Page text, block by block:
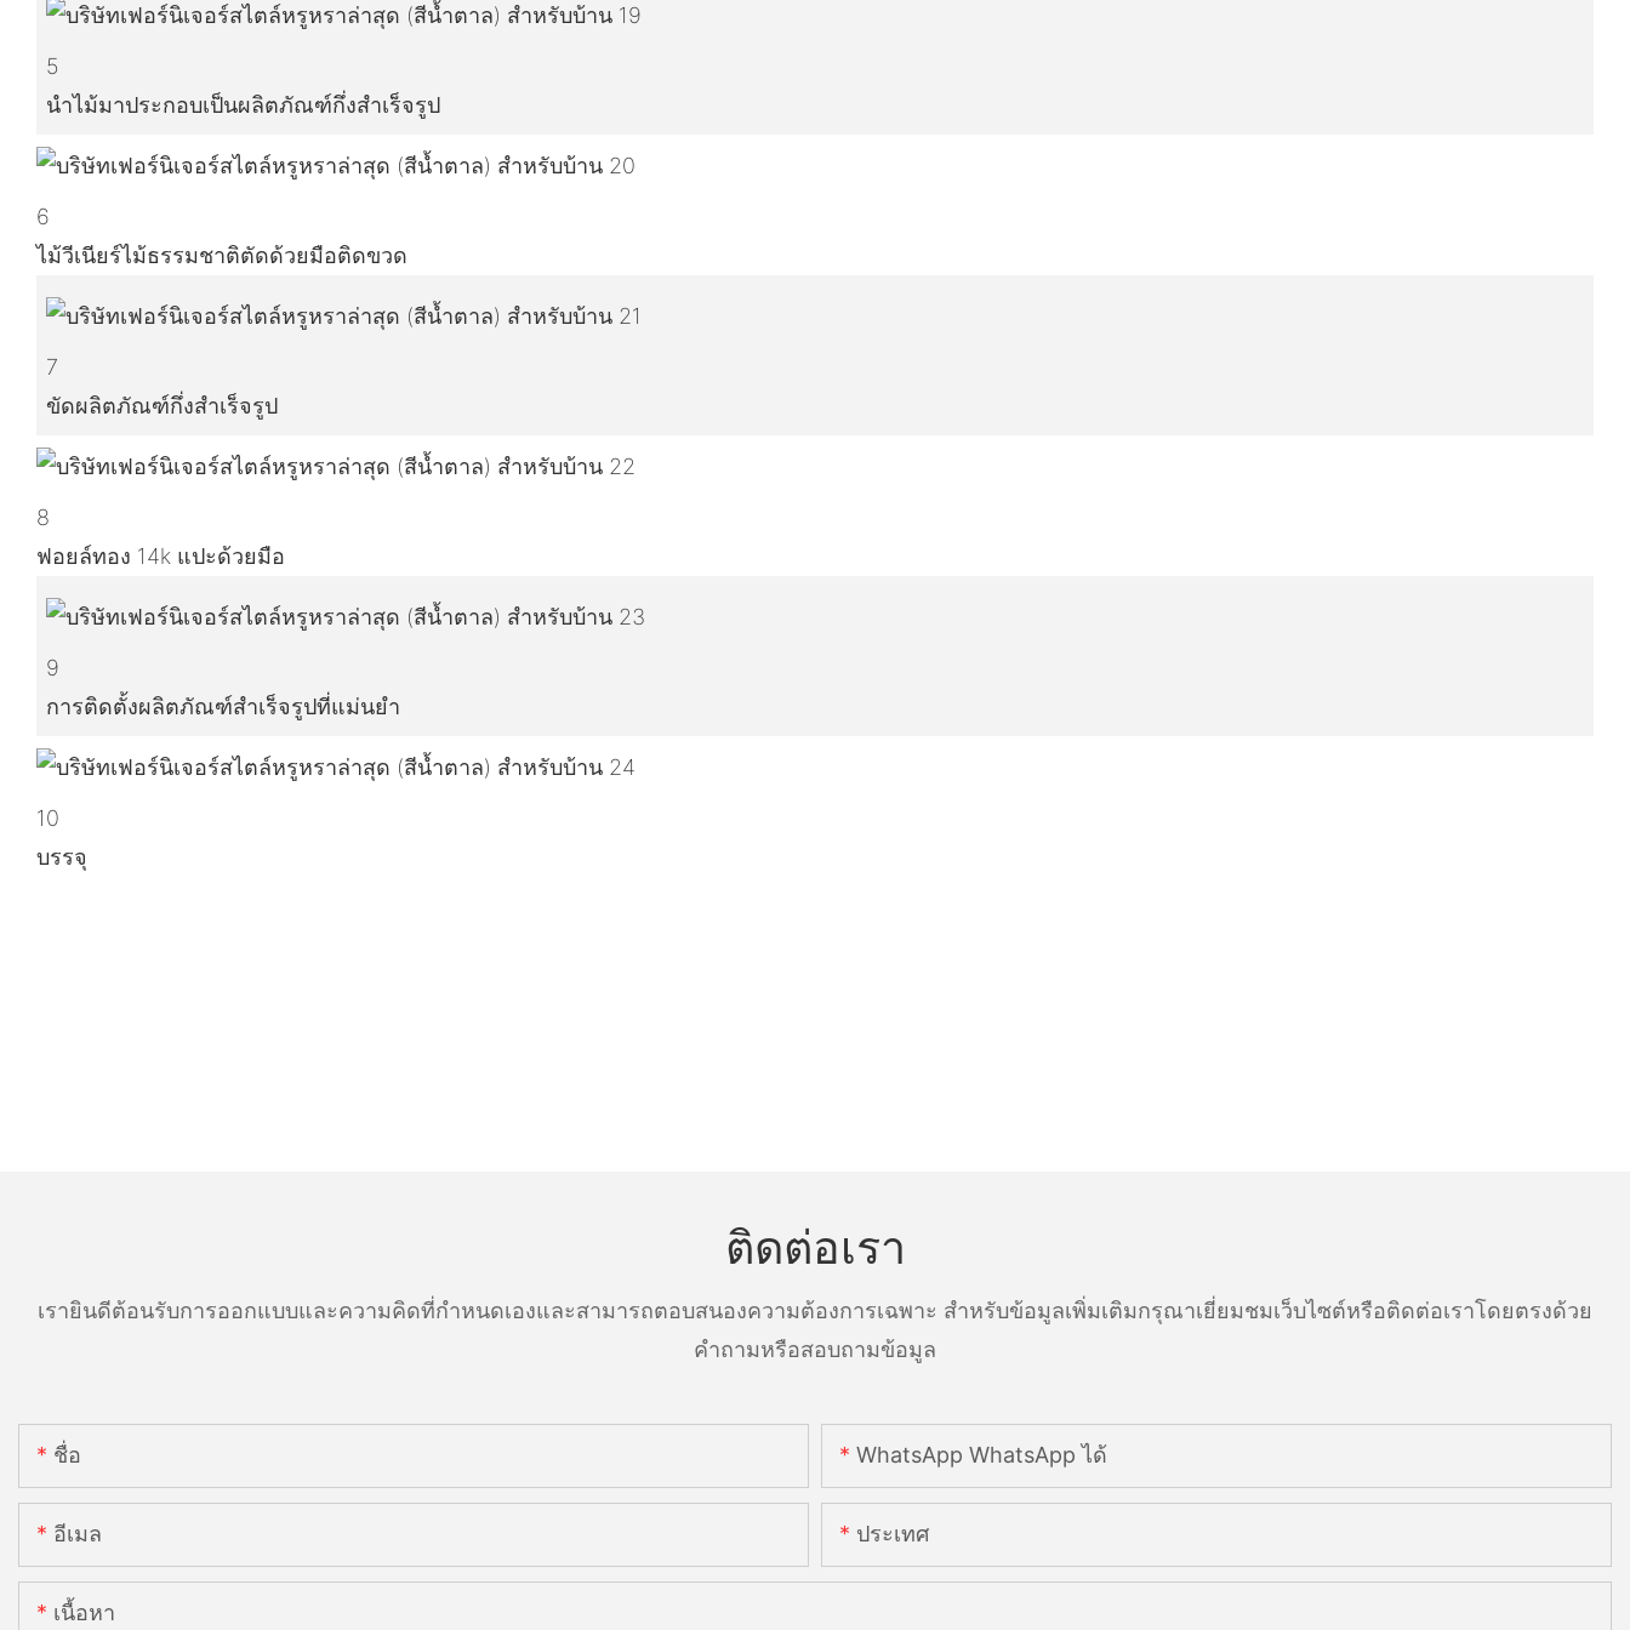
5
นำไม้มาประกอบเป็นผลิตภัณฑ์กึ่งสำเร็จรูป
6
ไม้วีเนียร์ไม้ธรรมชาติตัดด้วยมือติดขวด
7
ขัดผลิตภัณฑ์กึ่งสำเร็จรูป
8
ฟอยล์ทอง 14k แปะด้วยมือ
9
การติดตั้งผลิตภัณฑ์สำเร็จรูปที่แม่นยำ
10
บรรจุ
ติดต่อเรา
เรายินดีต้อนรับการออกแบบและความคิดที่กำหนดเองและสามารถตอบสนองความต้องการเฉพาะ สำหรับข้อมูลเพิ่มเติมกรุณาเยี่ยมชมเว็บไซต์หรือติดต่อเราโดยตรงด้วย
คำถามหรือสอบถามข้อมูล
ชื่อ WhatsApp WhatsApp ได้
อีเมล ประเทศ
เนื้อหา